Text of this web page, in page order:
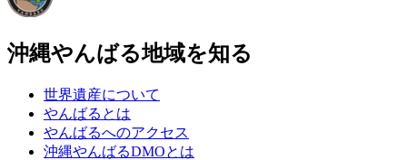
沖縄やんばる地域を知る
世界遺産について
やんばるとは
やんばるへのアクセス
沖縄やんばるDMOとは